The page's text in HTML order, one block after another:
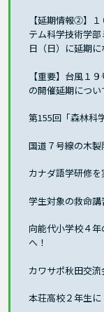
【延期情報②】
テム科学技術学
日（日）に延期
【重要】台風１
の開催延期につい
第155回「森林科
国道７号線の木製
カナダ語学研修
学生対象の救命
向能代小学校４
へ！
カワサポ秋田交
本荘高校２年生